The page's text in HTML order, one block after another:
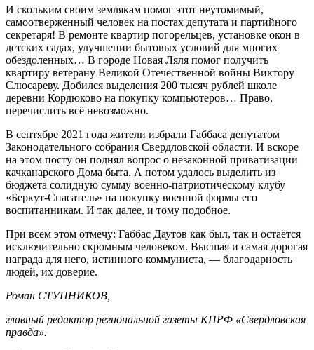
И скольким своим землякам помог этот неутомимый,
самоотверженный человек на постах депутата и партийного
секретаря! В ремонте квартир погорельцев, установке окон в
детских садах, улучшении бытовых условий для многих
обездоленных… В городе Новая Ляля помог получить
квартиру ветерану Великой Отечественной войны Виктору
Слюсареву. Добился выделения 200 тысяч рублей школе
деревни Кордюково на покупку компьютеров… Право,
перечислить всё невозможно.
В сентябре 2021 года жители избрали Габбаса депутатом
Законодательного собрания Свердловской области. И вскоре
на этом посту он поднял вопрос о незаконной приватизации
качканарского Дома быта. А потом удалось выделить из
бюджета солидную сумму военно-патриотическому клубу
«Беркут-Спасатель» на покупку военной формы его
воспитанникам. И так далее, и тому подобное.
При всём этом отмечу: Габбас Даутов как был, так и остаётся
исключительно скромным человеком. Высшая и самая дорогая
награда для него, истинного коммуниста, — благодарность
людей, их доверие.
Роман СТУПНИКОВ,
главный редактор региональной газеты КПРФ «Свердловская
правда».